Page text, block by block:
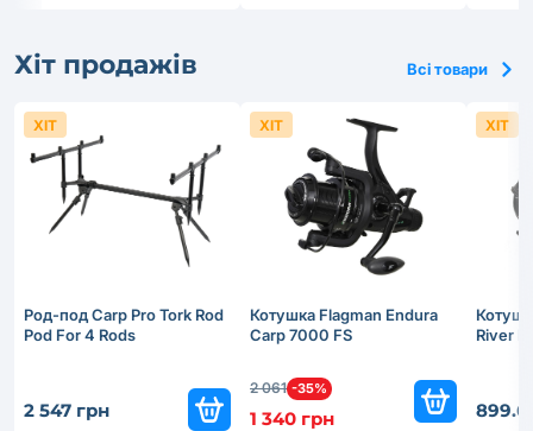
Хіт продажів Всі товари
Род-под Carp Pro Tork Rod
Pod For 4 Rods
2 547 грн
ХІТ
Котушка Flagman Endura
Carp 7000 FS
2 061 -35%
1 340 грн
ХІТ
River
899.6
ХІТ